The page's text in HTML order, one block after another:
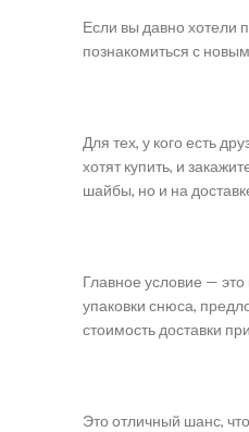
Если вы давно хотели
познакомиться с
Для тех, у кого есть
хотят купить, и
шайбы, но и на
Главное условие —
упаковки снюса,
стоимость доставки
Это отличный шанс,